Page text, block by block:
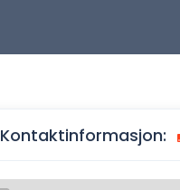
Kontaktinformasjon: